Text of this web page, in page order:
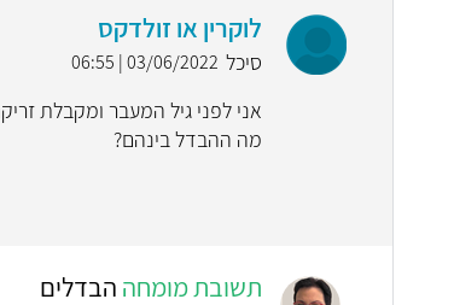
לוקרין או זולדקס
סיכל 03/06/2022 | 06:55
אני לפני גיל המעבר ומקבלת
מה ההבדל בינהם?
תשובת מומחה הבדלים